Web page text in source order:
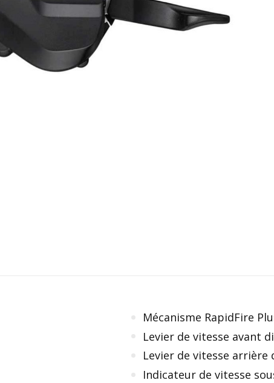
Mécanisme RapidFire
Levier de vitesse avant
Levier de vitesse
Indicateur de vitesse